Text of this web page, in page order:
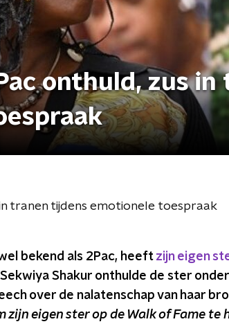
onthuld, zus in
tranen tijdens emotionele toespraak
bekend als 2Pac, heeftzijn eigen
Shakur onthulde de ster
over de nalatenschap van haar
zijn eigen ster op de Walk of Fame te